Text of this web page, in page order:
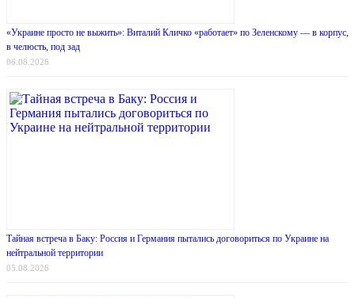
«Украине просто не выжить»: Виталий Кличко «работает» по Зеленскому — в корпус,
в челюсть, под зад
06.08.2026
Тайная встреча в Баку: Россия и Германия пытались договориться по Украине на
нейтральной территории
05.08.2026